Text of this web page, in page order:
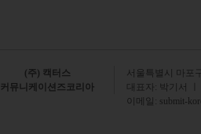
(주) 캑터스
커뮤니케이션즈코리아
서 울특별시 마포
대표자: 박기서
이메일: submit-